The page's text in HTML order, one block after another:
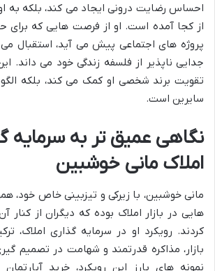
احساس رضایت درونی ایجاد می کند، بلکه به
از کجا آمده است. او از فرصت هایی که برای
پروژه های اجتماعی پیش می آید، استقبال
جدایی ناپذیر از فلسفه زندگی خود می داند.
تقویت برند شخصی او کمک می کند، بلکه
سایرین است.
نگاهی عمیق تر به سرمایه
املاک مانی خوشبین
مانی خوشبین، با زیرکی و تیزبینی خاص خود،
هایی در بازار املاک بوده که دیگران از کنار
کردند. رویکرد او در سرمایه گذاری املاک،
بازار، مذاکره قدرتمند و شهامت در تصمیم
نمونه های بارز این رویکرد، خرید